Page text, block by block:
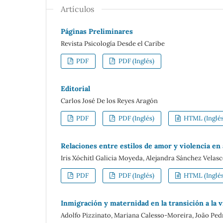
Artículos
Páginas Preliminares
Revista Psicología Desde el Caribe
PDF PDF (Inglés)
Editorial
Carlos José De los Reyes Aragón
PDF PDF (Inglés) HTML
Relaciones entre estilos de amor y violencia en
Iris Xóchitl Galicia Moyeda, Alejandra Sánchez
PDF PDF (Inglés) HTML
Inmigración y maternidad en la transición a la
Adolfo Pizzinato, Mariana Calesso-Moreira, João